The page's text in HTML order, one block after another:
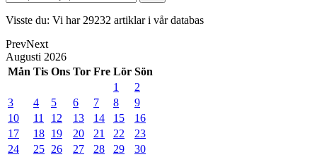
Visste du: Vi har 29232 artiklar i vår databas
PrevNext
Augusti 2026
Mån Tis Ons Tor Fre Lör Sön
1
2
3
4 5 6 7 8
9
10
11 12 13 14 15
16
17
18 19 20 21 22
23
24
25 26 27 28 29
30